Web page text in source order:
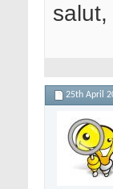
25th April